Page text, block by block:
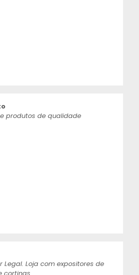
produtos de qualidade
Legal. Loja com expositores de
cortinas.